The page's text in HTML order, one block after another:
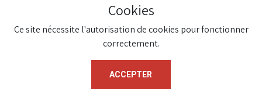
Cookies
Ce site nécessite l'autorisation de cookies pour fonctionner
correctement.
ACCEPTER